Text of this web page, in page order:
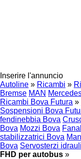
Inserire l'annuncio
Autoline » Ricambi »
Bremse MAN
Ricambi Bova Futura »
Sospensioni Bova
fendinebbia Bova
Bova Mozzi Bova
stabilizzatrici Bova
Bova Servosterzi
FHD per autobus »